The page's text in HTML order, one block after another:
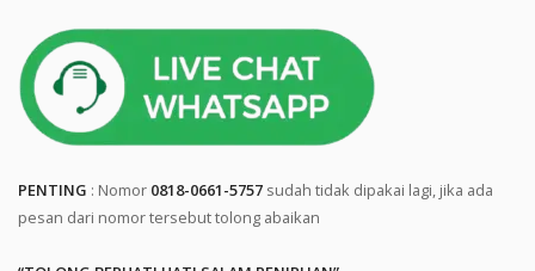
PENTING : Nomor 0818-0661-5757 sudah tidak dipakai lagi, jika ada
pesan dari nomor tersebut tolong abaikan